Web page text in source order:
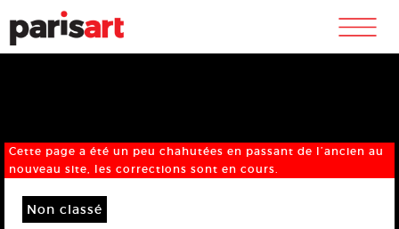
m
Cette page a été un peu chahutées en passant de l’ancien au
nouveau site, les corrections sont en cours.
Non classé